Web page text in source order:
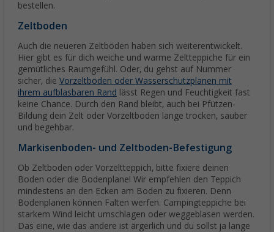
bestellen.
Zeltboden
Auch die neueren Zeltböden haben sich weiterentwickelt.
Hier gibt es für dich weiche und warme Zeltteppiche für ein
gemütliches Raumgefühl. Oder, du gehst auf Nummer
sicher, die Vorzeltböden oder Wasserschutzplanen mit
ihrem aufblasbaren Rand
lässt Regen und Feuchtigkeit fast
keine Chance. Durch den Rand bleibt, auch bei Pfützen-
Bildung dein Zelt oder Vorzeltboden lange trocken, sauber
und begehbar.
Markisenboden- und Zeltboden-Befestigung
Ob Zeltboden oder Vorzeltteppich, bitte fixiere deinen
Boden oder die Bodenplane! Wir empfehlen den Teppich
mindestens an den Ecken am Boden zu fixieren. Denn
Bodenplanen können Falten werfen. Campingteppiche bei
starkem Wind leicht umschlagen oder weggeblasen werden.
Das eine, wie das andere ist ärgerlich und du sollst ja lange